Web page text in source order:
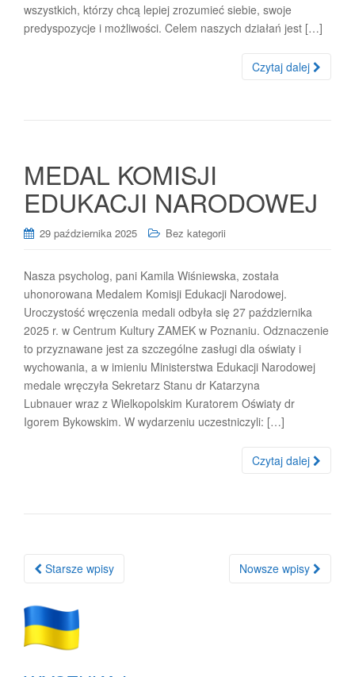
wszystkich, którzy chcą lepiej zrozumieć siebie, swoje
predyspozycje i możliwości. Celem naszych działań jest […]
Czytaj dalej
MEDAL KOMISJI
EDUKACJI NARODOWEJ
29 października 2025 Bez kategorii
Nasza psycholog, pani Kamila Wiśniewska, została
uhonorowana Medalem Komisji Edukacji Narodowej.
Uroczystość wręczenia medali odbyła się 27 października
2025 r. w Centrum Kultury ZAMEK w Poznaniu. Odznaczenie
to przyznawane jest za szczególne zasługi dla oświaty i
wychowania, a w imieniu Ministerstwa Edukacji Narodowej
medale wręczyła Sekretarz Stanu dr Katarzyna
Lubnauer wraz z Wielkopolskim Kuratorem Oświaty dr
Igorem Bykowskim. W wydarzeniu uczestniczyli: […]
Czytaj dalej
Nawigacja
wpisach
Starsze wpisy Nowsze wpisy